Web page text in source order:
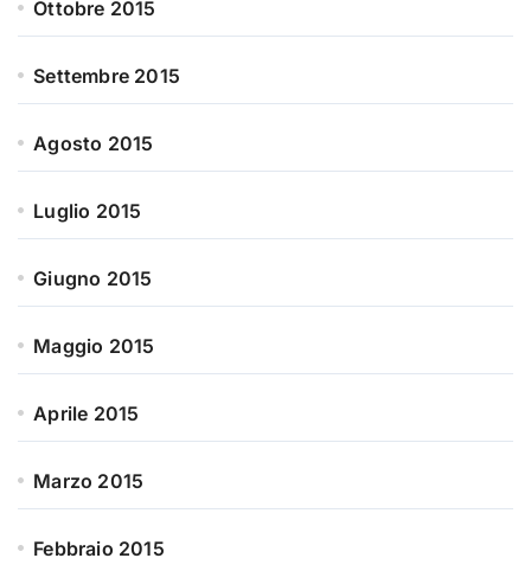
Ottobre 2015
Settembre 2015
Agosto 2015
Luglio 2015
Giugno 2015
Maggio 2015
Aprile 2015
Marzo 2015
Febbraio 2015